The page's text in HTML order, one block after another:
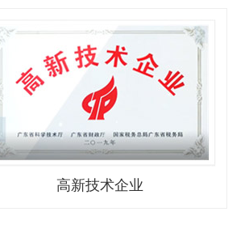
高新技术企业